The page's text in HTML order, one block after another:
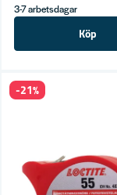
3-7 arbetsdagar
Köp
-21%